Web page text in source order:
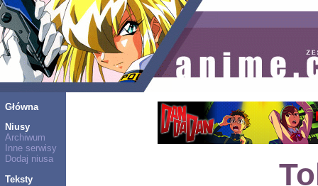
Główna
Niusy
Archiwum
Inne serwisy
Dodaj niusa
Teksty